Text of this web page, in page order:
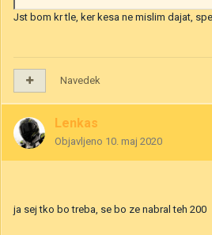
Jst bom kr tle, ker kesa ne mislim dajat,
Navedek
Lenkas
Objavljeno 10. maj 2020
ja sej tko bo treba, se bo ze nabral teh 200